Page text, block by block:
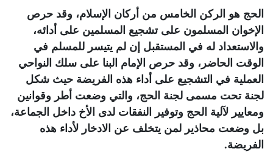
الحج هو الركن الخامس من أركان الإسلام، وقد حرص
الإخوان المسلمون على تشجيع المسلمين على أدائه،
والاستعداد له في المستقبل إن لم يتيسر للمسلم في
الوقت الحاضر، وقد حرص الإمام البنا على سلك النواحي
العملية في التشجيع على أداء هذه الفريضة حيث شكل
لجنة تحت مسمى لجنة الحج، والتي وضعت أطر وقوانين
ومعايير لآلية الحج وتوفير النفقات لدى الأخ داخل الجماعة،
بل وضعت محاذير لمن يتخلف عن الادخار لأداء هذه
الفريضة.